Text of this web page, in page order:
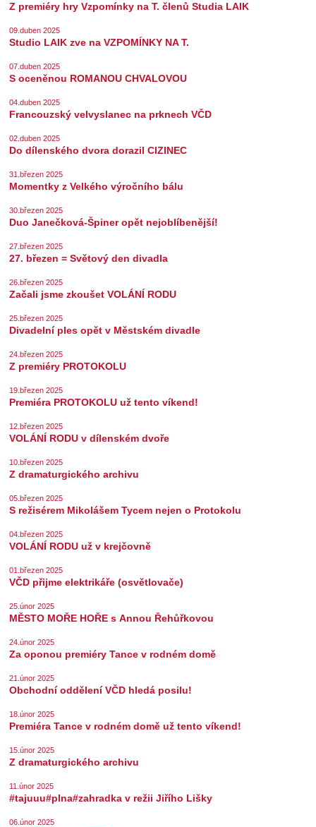
Z premiéry hry Vzpomínky na T. členů Studia LAIK
09.duben 2025
Studio LAIK zve na VZPOMÍNKY NA T.
07.duben 2025
S oceněnou ROMANOU CHVALOVOU
04.duben 2025
Francouzský velvyslanec na prknech VČD
02.duben 2025
Do dílenského dvora dorazil CIZINEC
31.březen 2025
Momentky z Velkého výročního bálu
30.březen 2025
Duo Janečková-Špiner opět nejoblíbenější!
27.březen 2025
27. březen = Světový den divadla
26.březen 2025
Začali jsme zkoušet VOLÁNÍ RODU
25.březen 2025
Divadelní ples opět v Městském divadle
24.březen 2025
Z premiéry PROTOKOLU
19.březen 2025
Premiéra PROTOKOLU už tento víkend!
12.březen 2025
VOLÁNÍ RODU v dílenském dvoře
10.březen 2025
Z dramaturgického archivu
05.březen 2025
S režisérem Mikolášem Tycem nejen o Protokolu
04.březen 2025
VOLÁNÍ RODU už v krejčovně
01.březen 2025
VČD přijme elektrikáře (osvětlovače)
25.únor 2025
MĚSTO MOŘE HOŘE s Annou Řehůřkovou
24.únor 2025
Za oponou premiéry Tance v rodném domě
21.únor 2025
Obchodní oddělení VČD hledá posilu!
18.únor 2025
Premiéra Tance v rodném domě už tento víkend!
15.únor 2025
Z dramaturgického archivu
11.únor 2025
#tajuuu#plna#zahradka v režii Jiřího Lišky
06.únor 2025